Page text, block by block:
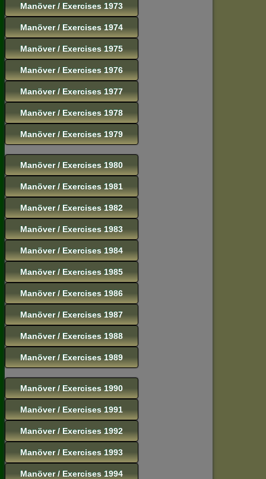
Manöver / Exercises 1973
Manöver / Exercises 1974
Manöver / Exercises 1975
Manöver / Exercises 1976
Manöver / Exercises 1977
Manöver / Exercises 1978
Manöver / Exercises 1979
Manöver / Exercises 1980
Manöver / Exercises 1981
Manöver / Exercises 1982
Manöver / Exercises 1983
Manöver / Exercises 1984
Manöver / Exercises 1985
Manöver / Exercises 1986
Manöver / Exercises 1987
Manöver / Exercises 1988
Manöver / Exercises 1989
Manöver / Exercises 1990
Manöver / Exercises 1991
Manöver / Exercises 1992
Manöver / Exercises 1993
Manöver / Exercises 1994